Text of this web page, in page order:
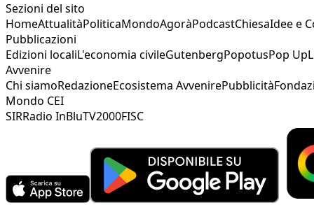
Sezioni del sito
HomeAttualitàPoliticaMondoAgoràPodcastChiesaIdee e
Pubblicazioni
Edizioni localiL'economia civileGutenbergPopotusPop Up
Avvenire
Chi siamoRedazioneEcosistema AvvenirePubblicità
Mondo CEI
SIRRadio InBluTV2000FISC